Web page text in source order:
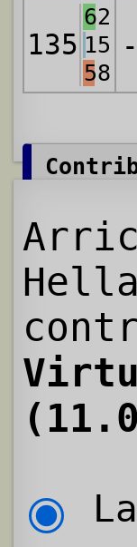
135
62
15
58